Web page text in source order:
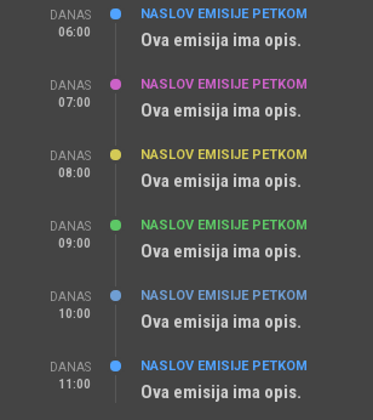
DANAS
06:00
NASLOV EMISIJE PETKOM
Ova emisija ima opis.
DANAS
07:00
NASLOV EMISIJE PETKOM
Ova emisija ima opis.
DANAS
08:00
NASLOV EMISIJE PETKOM
Ova emisija ima opis.
DANAS
09:00
NASLOV EMISIJE PETKOM
Ova emisija ima opis.
DANAS
10:00
NASLOV EMISIJE PETKOM
Ova emisija ima opis.
DANAS
11:00
NASLOV EMISIJE PETKOM
Ova emisija ima opis.